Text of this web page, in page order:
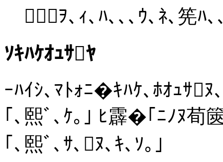
ｦ､ｨ､ﾊ､､､ｳ､ﾈ､筅ﾊ､
ｿｷﾊｹｵｭｻﾔ
ｰﾊｲｼ､ﾏﾄｫﾆ�ｷﾊｹ､ﾎｵｭｻﾇ
｢､熙ﾞ､ｹ｡｣ ﾋ霹�｢ﾆﾉﾇ荀
｢､熙ﾞ､ｻ､ﾇ､ｷ､ｿ｡｣